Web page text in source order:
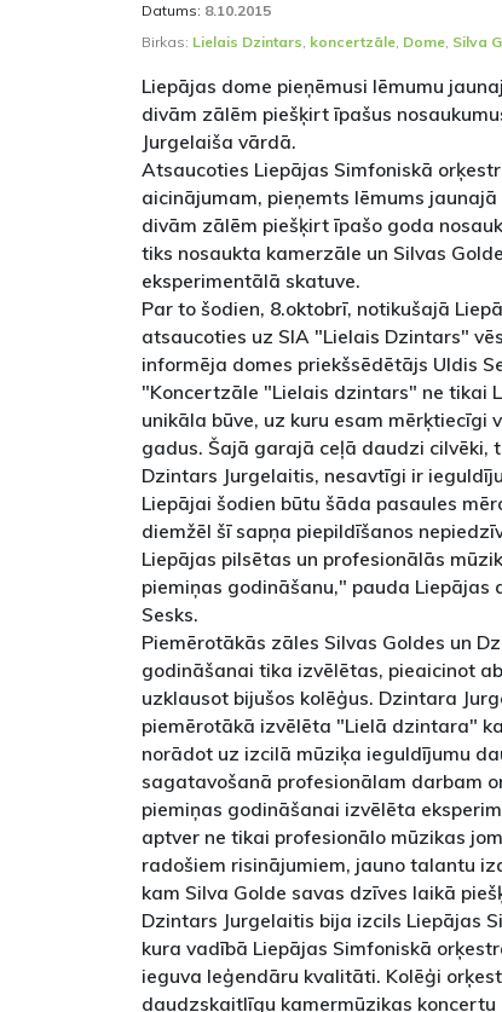
Datums: 8.10.2015
Birkas: Lielais Dzintars, koncertzāle, Dome, Silva
Liepājas dome pieņēmusi lēmumu
divām zālēm piešķirt īpašus
Jurgelaiša vārdā.
Atsaucoties Liepājas Simfoniskā
aicinājumam, pieņemts lēmums
divām zālēm piešķirt īpašo goda
tiks nosaukta kamerzāle un Silvas
eksperimentālā skatuve.
Par to šodien, 8.oktobrī, notikušajā
atsaucoties uz SIA "Lielais Dzintars"
informēja domes priekšsēdētājs Uldis
"Koncertzāle "Lielais dzintars" ne tikai
unikāla būve, uz kuru esam mērķtiecīgi
gadus. Šajā garajā ceļā daudzi cilvēki,
Dzintars Jurgelaitis, nesavtīgi ir
Liepājai šodien būtu šāda pasaules
diemžēl šī sapņa piepildīšanos
Liepājas pilsētas un profesionālās
piemiņas godināšanu," pauda Liepājas
Sesks.
Piemērotākās zāles Silvas Goldes un
godināšanai tika izvēlētas, pieaicinot
uzklausot bijušos kolēģus. Dzintara
piemērotākā izvēlēta "Lielā dzintara"
norādot uz izcilā mūziķa ieguldījumu
sagatavošanā profesionālam darbam
piemiņas godināšanai izvēlēta
aptver ne tikai profesionālo mūzikas
radošiem risinājumiem, jauno talantu
kam Silva Golde savas dzīves laikā
Dzintars Jurgelaitis bija izcils Liepājas
kura vadībā Liepājas Simfoniskā
ieguva leģendāru kvalitāti. Kolēģi
daudzskaitlīgu kamermūzikas